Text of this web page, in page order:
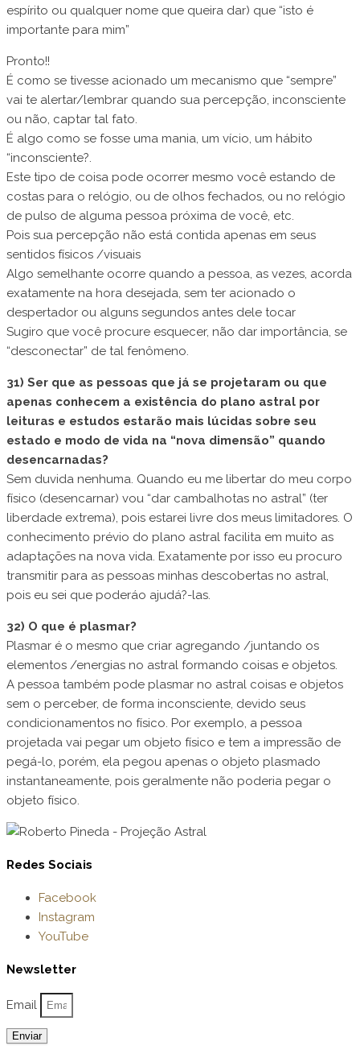
espírito ou qualquer nome que queira dar) que “isto é
importante para mim”
Pronto!!
É como se tivesse acionado um mecanismo que “sempre”
vai te alertar/lembrar quando sua percepção, inconsciente
ou não, captar tal fato.
É algo como se fosse uma mania, um vício, um hábito
“inconsciente?.
Este tipo de coisa pode ocorrer mesmo você estando de
costas para o relógio, ou de olhos fechados, ou no relógio
de pulso de alguma pessoa próxima de você, etc.
Pois sua percepção não está contida apenas em seus
sentidos físicos /visuais
Algo semelhante ocorre quando a pessoa, as vezes, acorda
exatamente na hora desejada, sem ter acionado o
despertador ou alguns segundos antes dele tocar
Sugiro que você procure esquecer, não dar importância, se
“desconectar” de tal fenômeno.
31) Ser que as pessoas que já se projetaram ou que
apenas conhecem a existência do plano astral por
leituras e estudos estarão mais lúcidas sobre seu
estado e modo de vida na “nova dimensão” quando
desencarnadas?
Sem duvida nenhuma. Quando eu me libertar do meu corpo
físico (desencarnar) vou “dar cambalhotas no astral” (ter
liberdade extrema), pois estarei livre dos meus limitadores. O
conhecimento prévio do plano astral facilita em muito as
adaptações na nova vida. Exatamente por isso eu procuro
transmitir para as pessoas minhas descobertas no astral,
pois eu sei que poderáo ajudá?-las.
32) O que é plasmar?
Plasmar é o mesmo que criar agregando /juntando os
elementos /energias no astral formando coisas e objetos.
A pessoa também pode plasmar no astral coisas e objetos
sem o perceber, de forma inconsciente, devido seus
condicionamentos no físico. Por exemplo, a pessoa
projetada vai pegar um objeto físico e tem a impressão de
pegá-lo, porém, ela pegou apenas o objeto plasmado
instantaneamente, pois geralmente não poderia pegar o
objeto físico.
Redes Sociais
Facebook
Instagram
YouTube
Newsletter
Email
Enviar